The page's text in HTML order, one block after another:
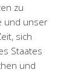
zu
und unser
sich
Staates
und